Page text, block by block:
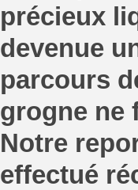
précieux
devenue
parcours
grogne ne
Notre
effectué